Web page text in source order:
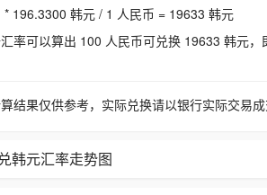
* 196.3300 韩元 / 1 人民币 = 19633 韩元
率可以算出 100 人民币可兑换 19633 韩元
结果仅供参考，实际兑换请以银行实际交易成
韩元汇率走势图